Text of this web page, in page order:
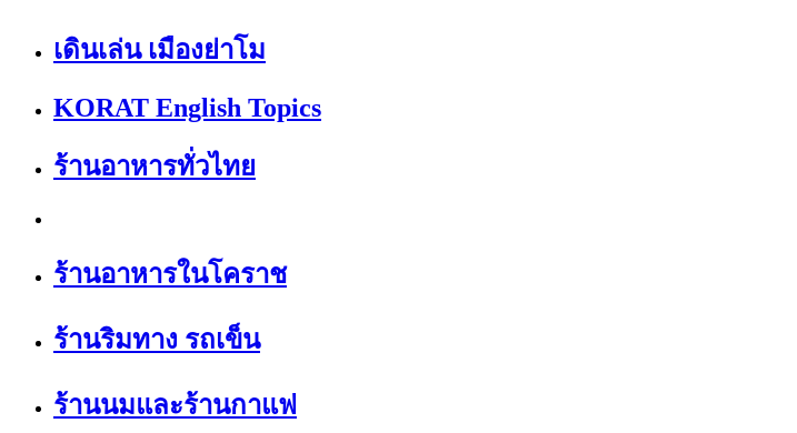
เดินเล่น เมืองย่าโม
KORAT English Topics
ร้านอาหารทั่วไทย
ร้านอาหารในโคราช
ร้านริมทาง รถเข็น
ร้านนมและร้านกาแฟ